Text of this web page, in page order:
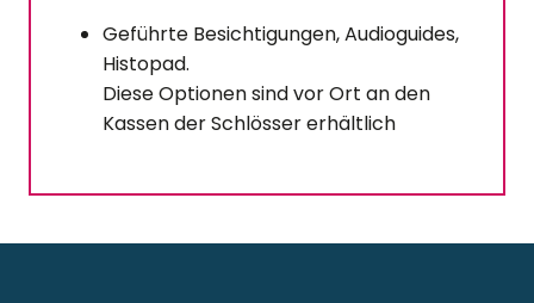
Geführte Besichtigungen, Audioguides,
Histopad.
Diese Optionen sind vor Ort an den
Kassen der Schlösser erhältlich